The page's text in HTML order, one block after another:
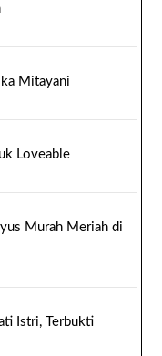
Mitayani
Loveable
Murah Meriah di
Istri, Terbukti